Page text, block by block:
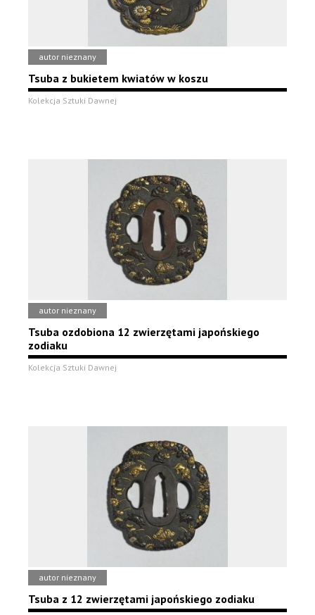
autor nieznany
Tsuba z bukietem kwiatów w koszu
Kolekcja Sztuki Dawnej
autor nieznany
Tsuba ozdobiona 12 zwierzętami japońskiego
zodiaku
Kolekcja Sztuki Dawnej
autor nieznany
Tsuba z 12 zwierzętami japońskiego zodiaku